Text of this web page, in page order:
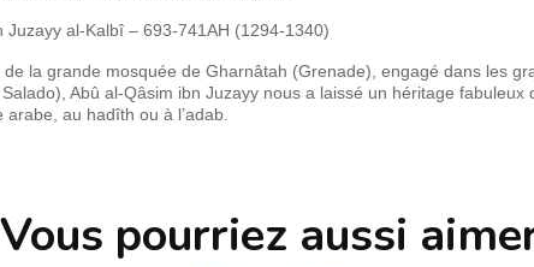
Juzayy al-Kalbî – 693-741AH (1294-1340)
la grande mosquée de Gharnâtah (Grenade), engagé dans les
Abû al-Qâsim ibn Juzayy nous a laissé un héritage
au hadîth ou à l’adab.
Vous pourriez aussi